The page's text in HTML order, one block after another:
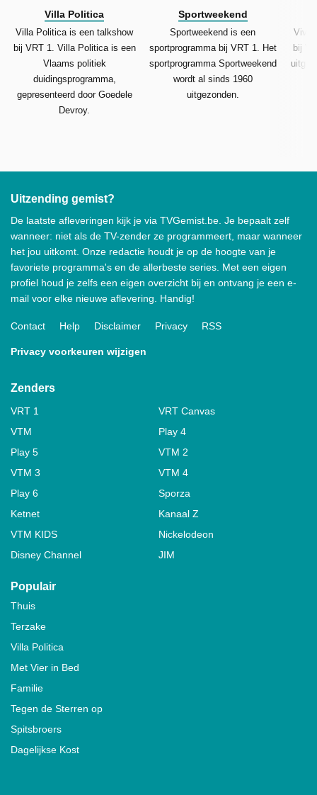
Villa Politica
Villa Politica is een talkshow
bij VRT 1. Villa Politica is een
Vlaams politiek
duidingsprogramma,
gepresenteerd door Goedele
Devroy.
Sportweekend
Sportweekend is een
sportprogramma bij VRT 1. Het
sportprogramma Sportweekend
wordt al sinds 1960
uitgezonden.
Vive
bij
Uitzending gemist?
De laatste afleveringen kijk je via TVGemist.be. Je bepaalt zelf
wanneer: niet als de TV-zender ze programmeert, maar wanneer
het jou uitkomt. Onze redactie houdt je op de hoogte van je
favoriete programma's en de allerbeste series. Met een eigen
profiel houd je zelfs een eigen overzicht bij en ontvang je een e-
mail voor elke nieuwe aflevering. Handig!
Contact Help Disclaimer Privacy RSS
Privacy voorkeuren wijzigen
Zenders
VRT 1
VRT Canvas
VTM
Play 4
Play 5
VTM 2
VTM 3
VTM 4
Play 6
Sporza
Ketnet
Kanaal Z
VTM KIDS
Nickelodeon
Disney Channel
JIM
Populair
Thuis
Terzake
Villa Politica
Met Vier in Bed
Familie
Tegen de Sterren op
Spitsbroers
Dagelijkse Kost